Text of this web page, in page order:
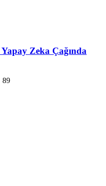
Zeka Çağında
89